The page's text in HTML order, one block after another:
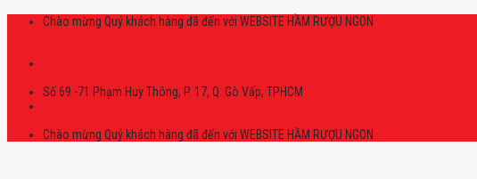
Skip
Chào mừng Quý khách hàng đã đến với WEBSITE HẦM RƯỢU NGON
Số 69 -71 Phạm Huy Thông, P. 17, Q. Gò Vấp, TPHCM
Chào mừng Quý khách hàng đã đến với WEBSITE HẦM RƯỢU NGON